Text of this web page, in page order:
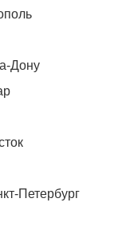
Дону
Петербург